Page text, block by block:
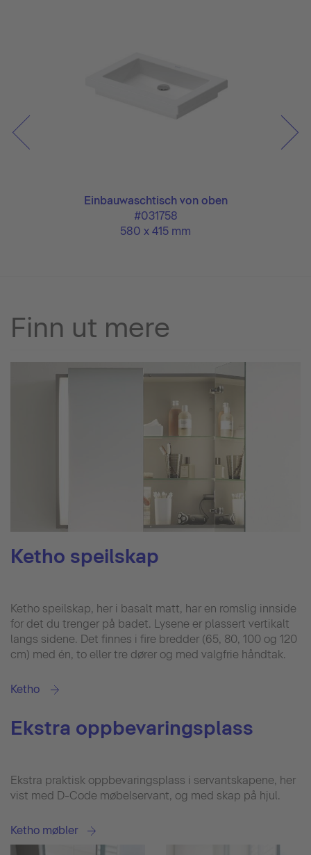
Einbauwaschtisch von oben
#031758
580 x 415 mm
Finn ut mere
Ketho speilskap
Ketho speilskap, her i basalt matt, har en romslig innside
for det du trenger på badet. Lysene er plassert vertikalt
langs sidene. Det finnes i fire bredder (65, 80, 100 og 120
cm) med én, to eller tre dører og med valgfrie håndtak.
Ketho
Ekstra oppbevaringsplass
Ekstra praktisk oppbevaringsplass i servantskapene, her
vist med D-Code møbelservant, og med skap på hjul.
Ketho møbler